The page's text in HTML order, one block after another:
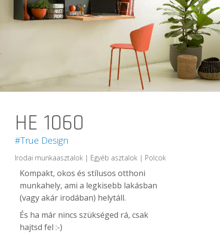
HE 1060
#True Design
Irodai munkaasztalok | Egyéb asztalok | Polcok
Kompakt, okos és stílusos otthoni
munkahely, ami a legkisebb lakásban
(vagy akár irodában) helytáll.
És ha már nincs szükséged rá, csak
hajtsd fel :-)